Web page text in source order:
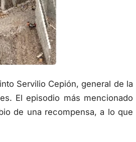
Servilio Cepión, general de la
El episodio más mencionado
de una recompensa, a lo que